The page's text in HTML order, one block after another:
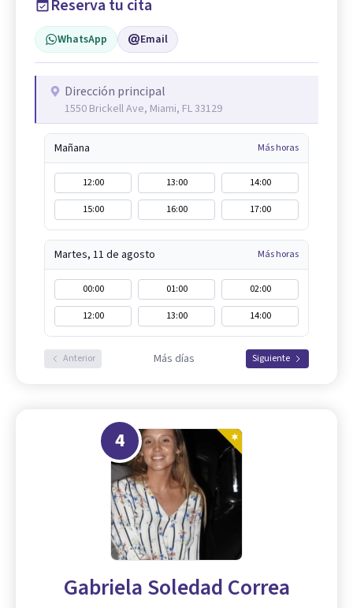
Reserva tu cita
WhatsApp Email
Dirección principal
1550 Brickell Ave, Miami, FL 33129
Mañana Más horas
12:00 13:00
14:00
15:00
16:00 17:00
Martes, 11 de agosto Más horas
00:00 01:00
02:00
12:00
13:00 14:00
Anterior Más días Siguiente
4
Gabriela Soledad Correa